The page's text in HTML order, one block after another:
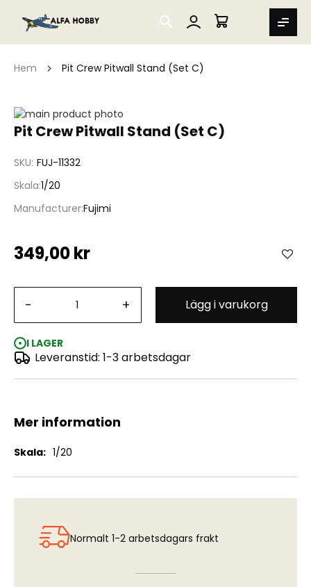
SEARCH
MIN VARUKORG
Hem Pit Crew Pitwall Stand (Set C)
Pit Crew Pitwall Stand (Set C)
SKU FUJ-11332
Skala 1/20
ManufacturerFujimi
349,00 kr
- + Lägg i varukorg
I LAGER
Leveranstid: 1-3 arbetsdagar
Hoppa
till
bildgalleriet
Hoppa
av
bildgalleriet
Mer information
Mer
1/20
Normalt 1-2 arbetsdagars frakt